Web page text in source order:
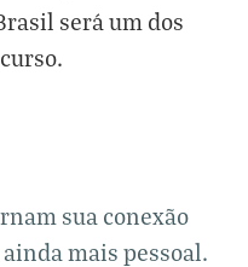
será um dos
sua conexão
mais pessoal.